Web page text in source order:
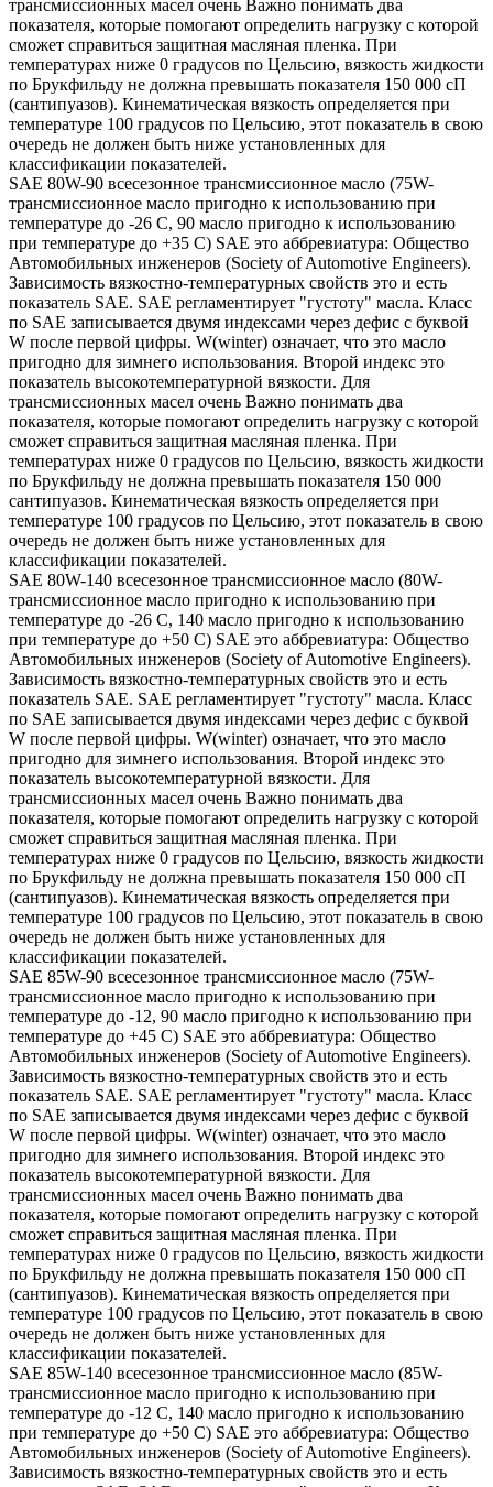
трансмиссионных масел очень Важно понимать два
показателя, которые помогают определить нагрузку с которой
сможет справиться защитная масляная пленка. При
температурах ниже 0 градусов по Цельсию, вязкость жидкости
по Брукфильду не должна превышать показателя 150 000 сП
(сантипуазов). Кинематическая вязкость определяется при
температуре 100 градусов по Цельсию, этот показатель в свою
очередь не должен быть ниже установленных для
классификации показателей.
SAE 80W-90 всесезонное трансмиссионное масло (75W-
трансмиссионное масло пригодно к использованию при
температуре до -26 С, 90 масло пригодно к использованию
при температуре до +35 С) SAE это аббревиатура: Общество
Автомобильных инженеров (Society of Automotive Engineers).
Зависимость вязкостно-температурных свойств это и есть
показатель SAE. SAE регламентирует "густоту" масла. Класс
по SAE записывается двумя индексами через дефис с буквой
W после первой цифры. W(winter) означает, что это масло
пригодно для зимнего использования. Второй индекс это
показатель высокотемпературной вязкости. Для
трансмиссионных масел очень Важно понимать два
показателя, которые помогают определить нагрузку с которой
сможет справиться защитная масляная пленка. При
температурах ниже 0 градусов по Цельсию, вязкость жидкости
по Брукфильду не должна превышать показателя 150 000
сантипуазов. Кинематическая вязкость определяется при
температуре 100 градусов по Цельсию, этот показатель в свою
очередь не должен быть ниже установленных для
классификации показателей.
SAE 80W-140 всесезонное трансмиссионное масло (80W-
трансмиссионное масло пригодно к использованию при
температуре до -26 С, 140 масло пригодно к использованию
при температуре до +50 С) SAE это аббревиатура: Общество
Автомобильных инженеров (Society of Automotive Engineers).
Зависимость вязкостно-температурных свойств это и есть
показатель SAE. SAE регламентирует "густоту" масла. Класс
по SAE записывается двумя индексами через дефис с буквой
W после первой цифры. W(winter) означает, что это масло
пригодно для зимнего использования. Второй индекс это
показатель высокотемпературной вязкости. Для
трансмиссионных масел очень Важно понимать два
показателя, которые помогают определить нагрузку с которой
сможет справиться защитная масляная пленка. При
температурах ниже 0 градусов по Цельсию, вязкость жидкости
по Брукфильду не должна превышать показателя 150 000 сП
(сантипуазов). Кинематическая вязкость определяется при
температуре 100 градусов по Цельсию, этот показатель в свою
очередь не должен быть ниже установленных для
классификации показателей.
SAE 85W-90 всесезонное трансмиссионное масло (75W-
трансмиссионное масло пригодно к использованию при
температуре до -12, 90 масло пригодно к использованию при
температуре до +45 С) SAE это аббревиатура: Общество
Автомобильных инженеров (Society of Automotive Engineers).
Зависимость вязкостно-температурных свойств это и есть
показатель SAE. SAE регламентирует "густоту" масла. Класс
по SAE записывается двумя индексами через дефис с буквой
W после первой цифры. W(winter) означает, что это масло
пригодно для зимнего использования. Второй индекс это
показатель высокотемпературной вязкости. Для
трансмиссионных масел очень Важно понимать два
показателя, которые помогают определить нагрузку с которой
сможет справиться защитная масляная пленка. При
температурах ниже 0 градусов по Цельсию, вязкость жидкости
по Брукфильду не должна превышать показателя 150 000 сП
(сантипуазов). Кинематическая вязкость определяется при
температуре 100 градусов по Цельсию, этот показатель в свою
очередь не должен быть ниже установленных для
классификации показателей.
SAE 85W-140 всесезонное трансмиссионное масло (85W-
трансмиссионное масло пригодно к использованию при
температуре до -12 С, 140 масло пригодно к использованию
при температуре до +50 С) SAE это аббревиатура: Общество
Автомобильных инженеров (Society of Automotive Engineers).
Зависимость вязкостно-температурных свойств это и есть